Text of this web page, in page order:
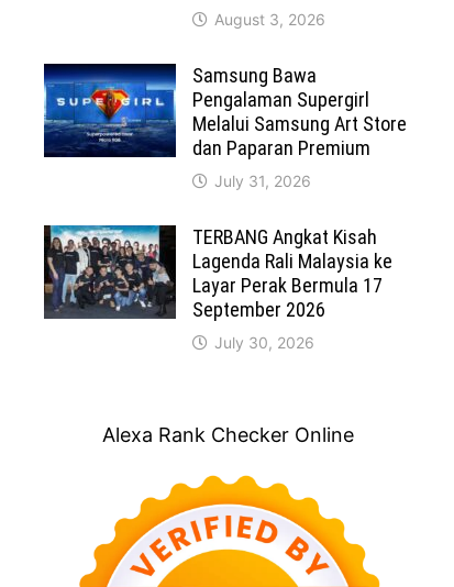
August 3, 2026
Samsung Bawa
Pengalaman Supergirl
Melalui Samsung Art Store
dan Paparan Premium
July 31, 2026
TERBANG Angkat Kisah
Lagenda Rali Malaysia ke
Layar Perak Bermula 17
September 2026
July 30, 2026
Alexa Rank Checker Online